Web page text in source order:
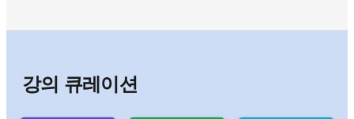
강의 큐레이션